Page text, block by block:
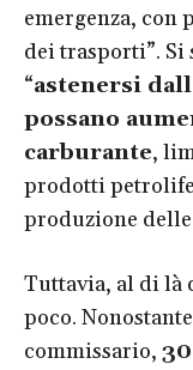
emergenza, con
dei trasporti”.
“astenersi
possano
carburante,
prodotti
produzione
Tuttavia, al di là
poco.
commissario,